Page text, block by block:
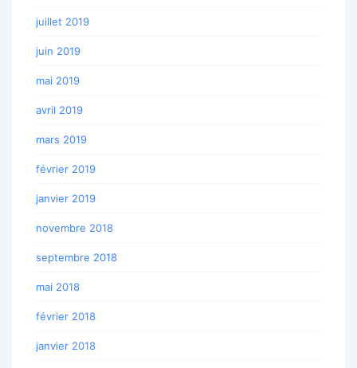
juillet 2019
juin 2019
mai 2019
avril 2019
mars 2019
février 2019
janvier 2019
novembre 2018
septembre 2018
mai 2018
février 2018
janvier 2018